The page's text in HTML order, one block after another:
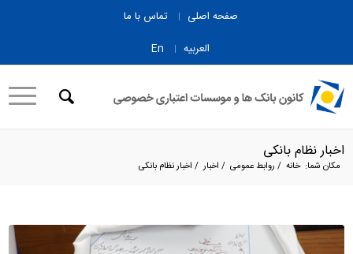
صفحه اصلی
تماس با ما
العربیه
En
اخبار نظام بانکی
مکان شما: خانه / روابط عمومی / اخبار / اخبار نظام بانکی